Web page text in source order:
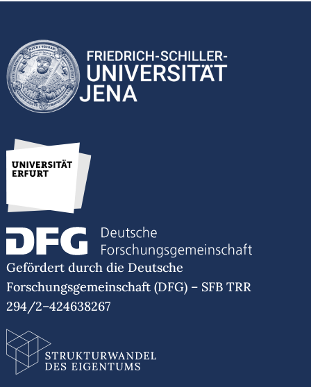
Gefördert durch die Deutsche
Forschungsgemeinschaft (DFG) – SFB TRR
294/2–424638267